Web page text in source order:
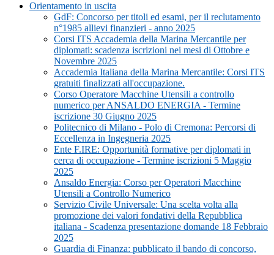
Orientamento in uscita
GdF: Concorso per titoli ed esami, per il reclutamento
n°1985 allievi finanzieri - anno 2025
Corsi ITS Accademia della Marina Mercantile per
diplomati: scadenza iscrizioni nei mesi di Ottobre e
Novembre 2025
Accademia Italiana della Marina Mercantile: Corsi ITS
gratuiti finalizzati all'occupazione.
Corso Operatore Macchine Utensili a controllo
numerico per ANSALDO ENERGIA - Termine
iscrizione 30 Giugno 2025
Politecnico di Milano - Polo di Cremona: Percorsi di
Eccellenza in Ingegneria 2025
Ente F.IRE: Opportunità formative per diplomati in
cerca di occupazione - Termine iscrizioni 5 Maggio
2025
Ansaldo Energia: Corso per Operatori Macchine
Utensili a Controllo Numerico
Servizio Civile Universale: Una scelta volta alla
promozione dei valori fondativi della Repubblica
italiana - Scadenza presentazione domande 18 Febbraio
2025
Guardia di Finanza: pubblicato il bando di concorso,